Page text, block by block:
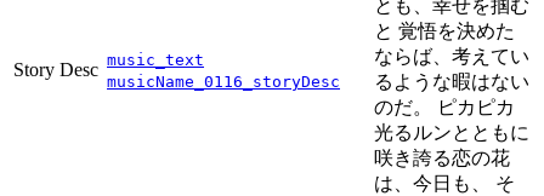
Story Desc music_text
musicName_0116_storyDesc
とも、幸せを掴む
と 覚悟を決めた
ならば、考えてい
るような暇はない
のだ。 ピカピカ
光るルンとともに
咲き誇る恋の花
は、今日も、 そ